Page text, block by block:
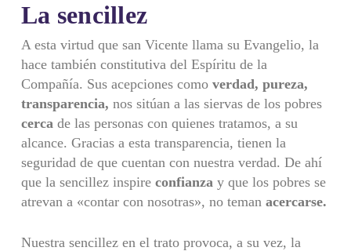
La sencillez
A esta virtud que san Vicente llama su Evangelio, la
hace también consti­tutiva del Espíritu de la
Compañía. Sus acepciones como verdad, pureza,
transparencia, nos sitúan a las siervas de los pobres
cerca de las personas con quienes tratamos, a su
alcance. Gracias a esta transparencia, tienen la
seguridad de que cuentan con nuestra verdad. De ahí
que la sencillez inspire confianza y que los pobres se
atrevan a «contar con nosotras», no teman acercarse.
Nuestra sencillez en el trato provoca, a su vez, la